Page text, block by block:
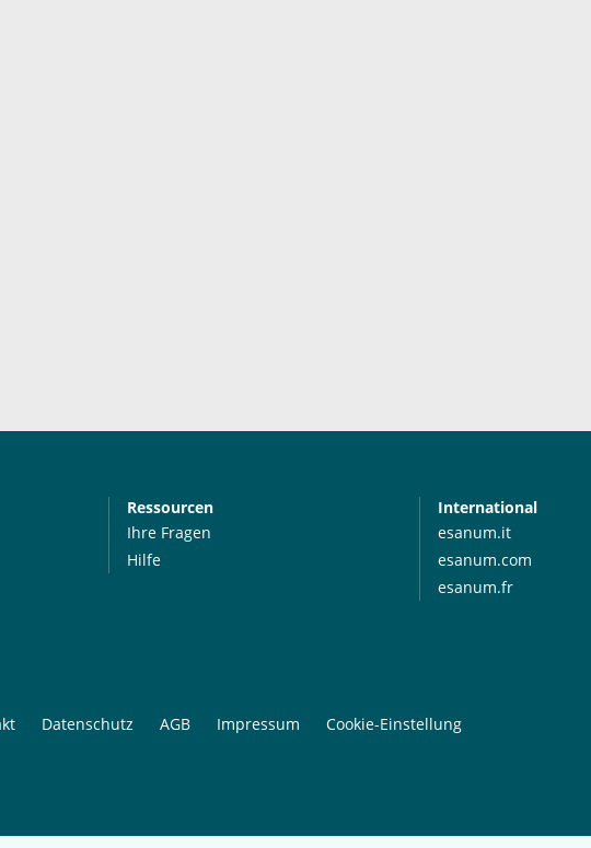
Ressourcen
Ihre Fragen
Hilfe
International
esanum.it
esanum.com
esanum.fr
Datenschutz AGB Impressum Cookie-Einstellung